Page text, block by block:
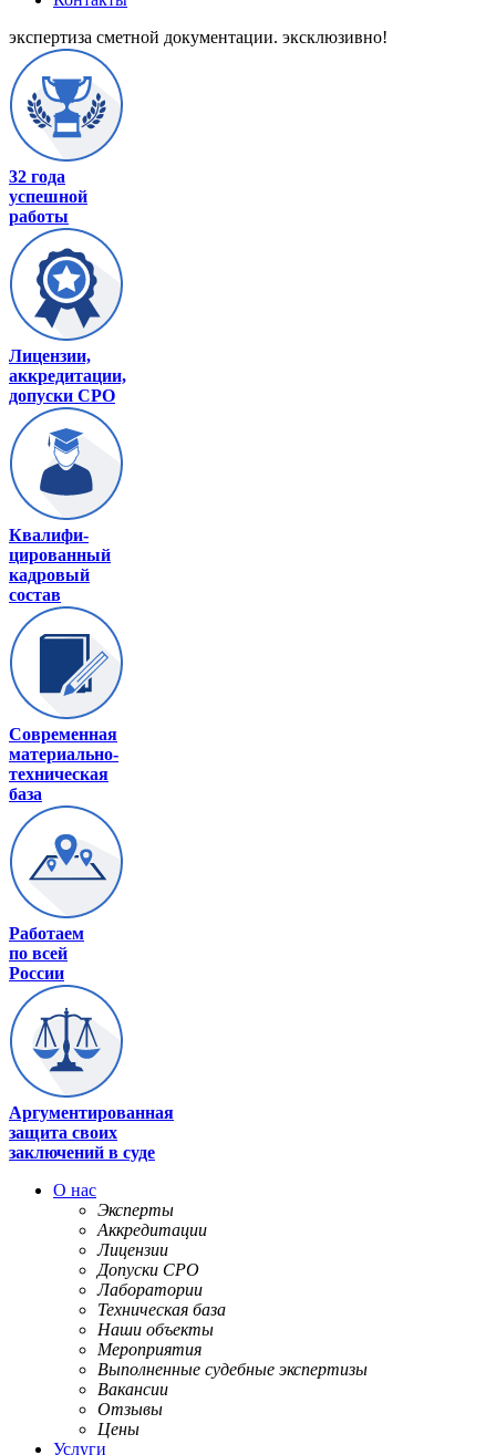
экспертиза сметной документации. эксклюзивно!
32 года
успешной
работы
Лицензии,
аккредитации,
допуски СРО
Квалифи-
цированный
кадровый
состав
Современная
материально-
техническая
база
Работаем
по всей
России
Аргументированная
защита своих
заключений в суде
О нас
Эксперты
Аккредитации
Лицензии
Допуски СРО
Лаборатории
Техническая база
Наши объекты
Мероприятия
Выполненные судебные экспертизы
Вакансии
Отзывы
Цены
Услуги